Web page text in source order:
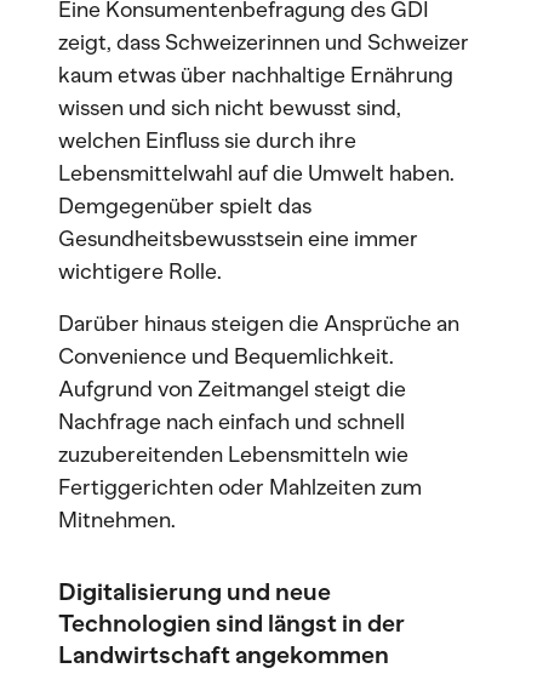
Eine Konsumentenbefragung des GDI
zeigt, dass Schweizerinnen und Schweizer
kaum etwas über nachhaltige Ernährung
wissen und sich nicht bewusst sind,
welchen Einfluss sie durch ihre
Lebensmittelwahl auf die Umwelt haben.
Demgegenüber spielt das
Gesundheitsbewusstsein eine immer
wichtigere Rolle.
Darüber hinaus steigen die Ansprüche an
Convenience und Bequemlichkeit.
Aufgrund von Zeitmangel steigt die
Nachfrage nach einfach und schnell
zuzubereitenden Lebensmitteln wie
Fertiggerichten oder Mahlzeiten zum
Mitnehmen.
Digitalisierung und neue
Technologien sind längst in der
Landwirtschaft angekommen